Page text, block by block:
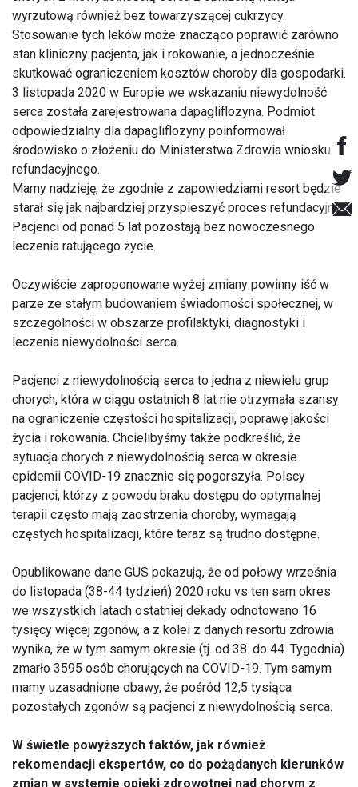
wyrzutową również bez towarzyszącej cukrzycy.
Stosowanie tych leków może znacząco poprawić zarówno
stan kliniczny pacjenta, jak i rokowanie, a jednocześnie
skutkować ograniczeniem kosztów choroby dla gospodarki.
3 listopada 2020 w Europie we wskazaniu niewydolność
serca została zarejestrowana dapagliflozyna. Podmiot
odpowiedzialny dla dapagliflozyny poinformował
środowisko o złożeniu do Ministerstwa Zdrowia wniosku
refundacyjnego.
Mamy nadzieję, że zgodnie z zapowiedziami resort będzie
starał się jak najbardziej przyspieszyć proces refundacyjny.
Pacjenci od ponad 5 lat pozostają bez nowoczesnego
leczenia ratującego życie.
Oczywiście zaproponowane wyżej zmiany powinny iść w
parze ze stałym budowaniem świadomości społecznej, w
szczególności w obszarze profilaktyki, diagnostyki i
leczenia niewydolności serca.
Pacjenci z niewydolnością serca to jedna z niewielu grup
chorych, która w ciągu ostatnich 8 lat nie otrzymała szansy
na ograniczenie częstości hospitalizacji, poprawę jakości
życia i rokowania. Chcielibyśmy także podkreślić, że
sytuacja chorych z niewydolnością serca w okresie
epidemii COVID-19 znacznie się pogorszyła. Polscy
pacjenci, którzy z powodu braku dostępu do optymalnej
terapii często mają zaostrzenia choroby, wymagają
częstych hospitalizacji, które teraz są trudno dostępne.
Opublikowane dane GUS pokazują, że od połowy września
do listopada (38-44 tydzień) 2020 roku vs ten sam okres
we wszystkich latach ostatniej dekady odnotowano 16
tysięcy więcej zgonów, a z kolei z danych resortu zdrowia
wynika, że w tym samym okresie (tj. od 38. do 44. Tygodnia)
zmarło 3595 osób chorujących na COVID-19. Tym samym
mamy uzasadnione obawy, że pośród 12,5 tysiąca
pozostałych zgonów są pacjenci z niewydolnością serca.
W świetle powyższych faktów, jak również
rekomendacji ekspertów, co do pożądanych kierunków
zmian w systemie opieki zdrowotnej nad chorym z